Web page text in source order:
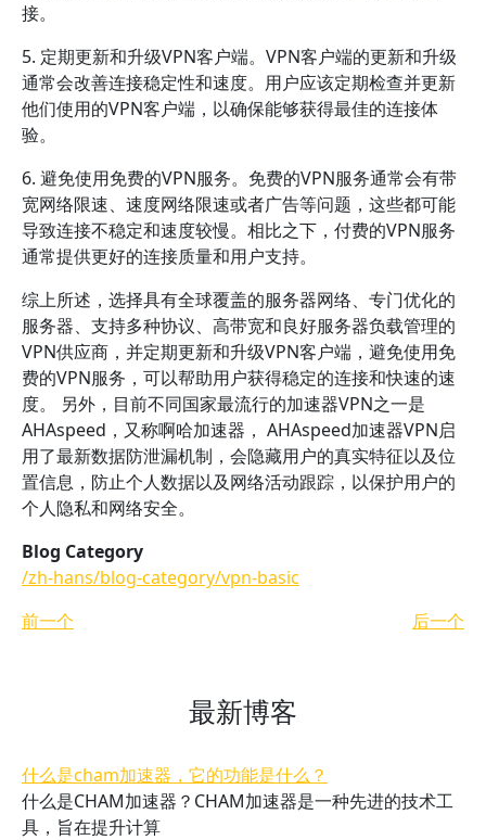
接。
5. 定期更新和升级VPN客户端。VPN客户端的更新和升级
通常会改善连接稳定性和速度。用户应该定期检查并更新
他们使用的VPN客户端，以确保能够获得最佳的连接体
验。
6. 避免使用免费的VPN服务。免费的VPN服务通常会有带
宽网络限速、速度网络限速或者广告等问题，这些都可能
导致连接不稳定和速度较慢。相比之下，付费的VPN服务
通常提供更好的连接质量和用户支持。
综上所述，选择具有全球覆盖的服务器网络、专门优化的
服务器、支持多种协议、高带宽和良好服务器负载管理的
VPN供应商，并定期更新和升级VPN客户端，避免使用免
费的VPN服务，可以帮助用户获得稳定的连接和快速的速
度。 另外，目前不同国家最流行的加速器VPN之一是
AHAspeed，又称啊哈加速器， AHAspeed加速器VPN启
用了最新数据防泄漏机制，会隐藏用户的真实特征以及位
置信息，防止个人数据以及网络活动跟踪，以保护用户的
个人隐私和网络安全。
Blog Category
/zh-hans/blog-category/vpn-basic
前一个
后一个
最新博客
什么是cham加速器，它的功能是什么？
什么是CHAM加速器？CHAM加速器是一种先进的技术工
具，旨在提升计算